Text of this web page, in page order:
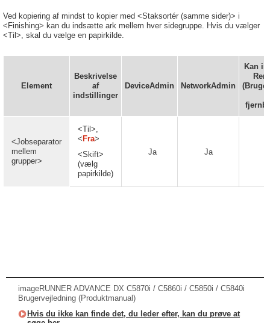
Ved kopiering af mindst to kopier med <Staksortér (samme sider)> i
<Finishing> kan du indsætte ark mellem hver sidegruppe. Hvis du vælger
<Til>, skal du vælge en papirkilde.
Element
Beskrivelse
af
indstillinger
DeviceAdmin NetworkAdmin
Kan
<Jobseparator
mellem
grupper>
<Til>,
< Fra>
<Skift>
(vælg
papirkilde)
Ja Ja
imageRUNNER ADVANCE DX C5870i / C5860i / C5850i / C5840i
Brugervejledning (Produktmanual)
Hvis du ikke kan finde det, du leder efter, kan du prøve at